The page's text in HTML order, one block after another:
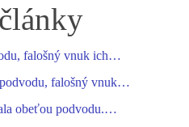
ed
re
falošný vnuk ich…
falošný vnuk…
obeťou podvodu.…